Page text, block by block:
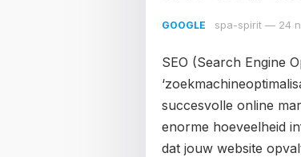
GOOGLE spa-spirit — 24
SEO (Search Engine
succesvolle online
enorme hoeveelheid
dat jouw website